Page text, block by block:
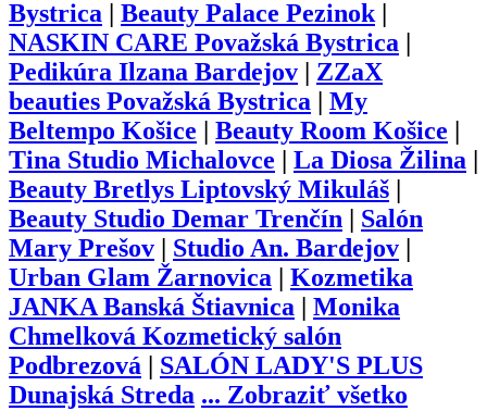
Bystrica
Beauty Palace Pezinok|
NASKIN CARE Považská Bystrica
Pedikúra Ilzana Bardejov
ZZaX
beauties Považská Bystrica
My
Beltempo Košice
Beauty Room Košice
Tina Studio Michalovce
La Diosa Žilina
Beauty Bretlys Liptovský Mikuláš
Beauty Studio Demar Trenčín
Salón
Mary Prešov
Studio An. Bardejov
Urban Glam Žarnovica
Kozmetika
JANKA Banská Štiavnica
Monika
Chmelková Kozmetický salón
Podbrezová
SALÓN LADY'S PLUS
Dunajská Streda ... Zobraziť všetko